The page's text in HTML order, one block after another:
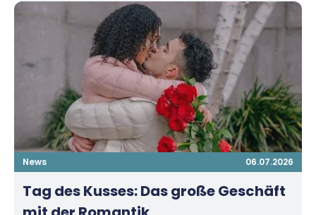
06.07.2026
News
Tag des Kusses: Das große Geschäft